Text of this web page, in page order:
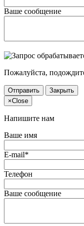
Ваше сообщение
Пожалуйста,
Отправить
Закрыть
×Close
Напишите нам
Ваше имя
E-mail*
Телефон
Ваше сообщение